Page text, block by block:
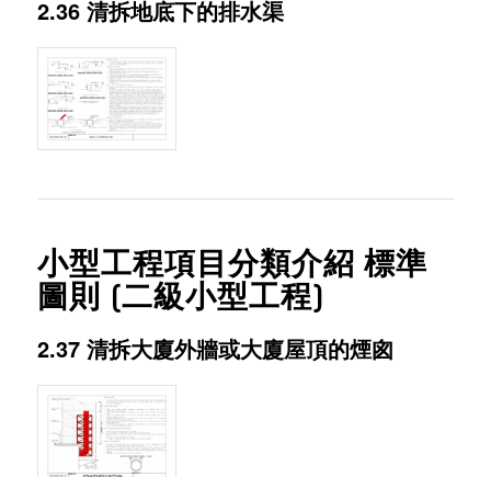
2.36 清拆地底下的排水渠
小型工程項目分類介紹 標準
圖則 (二級小型工程)
2.37 清拆大廈外牆或大廈屋頂的煙囪